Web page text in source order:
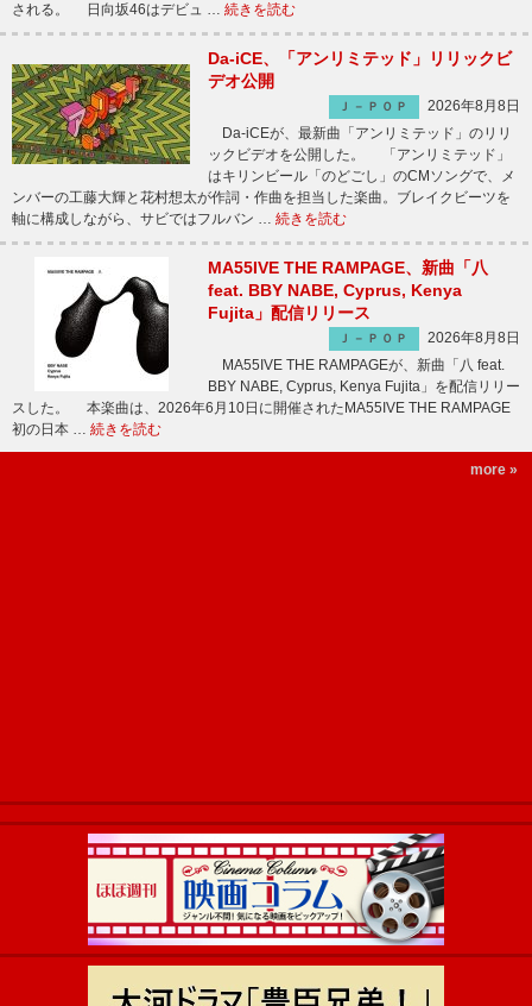
される。 日向坂46はデビュ … 続きを読む
Da-iCE、「アンリミテッド」リリックビ
デオ公開
Ｊ－ＰＯＰ
2026年8月8日
Da-iCEが、最新曲「アンリミテッド」のリリ
ックビデオを公開した。 「アンリミテッド」
はキリンビール「のどごし」のCMソングで、メ
ンバーの工藤大輝と花村想太が作詞・作曲を担当した楽曲。ブレイクビーツを
軸に構成しながら、サビではフルバン … 続きを読む
MA55IVE THE RAMPAGE、新曲「八
feat. BBY NABE, Cyprus, Kenya
Fujita」配信リリース
Ｊ－ＰＯＰ
2026年8月8日
MA55IVE THE RAMPAGEが、新曲「八 feat.
BBY NABE, Cyprus, Kenya Fujita」を配信リリー
スした。 本楽曲は、2026年6月10日に開催されたMA55IVE THE RAMPAGE
初の日本 … 続きを読む
more »